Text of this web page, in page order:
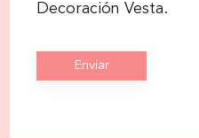
Decoración Vesta.